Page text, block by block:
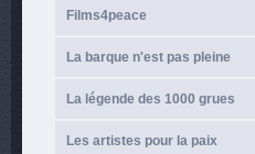
Films4peace
La barque n'est pas pleine
La légende des 1000 grues
Les artistes pour la paix